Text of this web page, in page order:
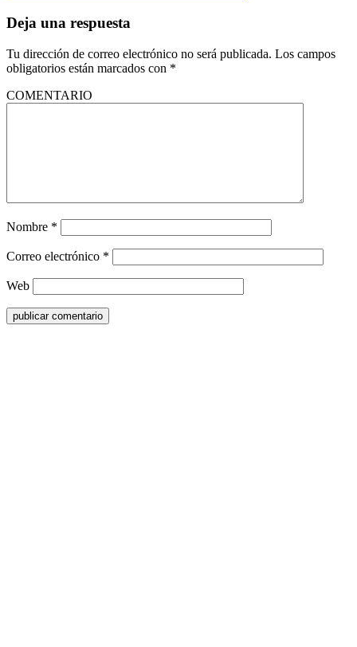
Deja una respuesta
Tu dirección de correo electrónico no será publicada. Los campos
obligatorios están marcados con *
COMENTARIO
Nombre *
Correo electrónico *
Web